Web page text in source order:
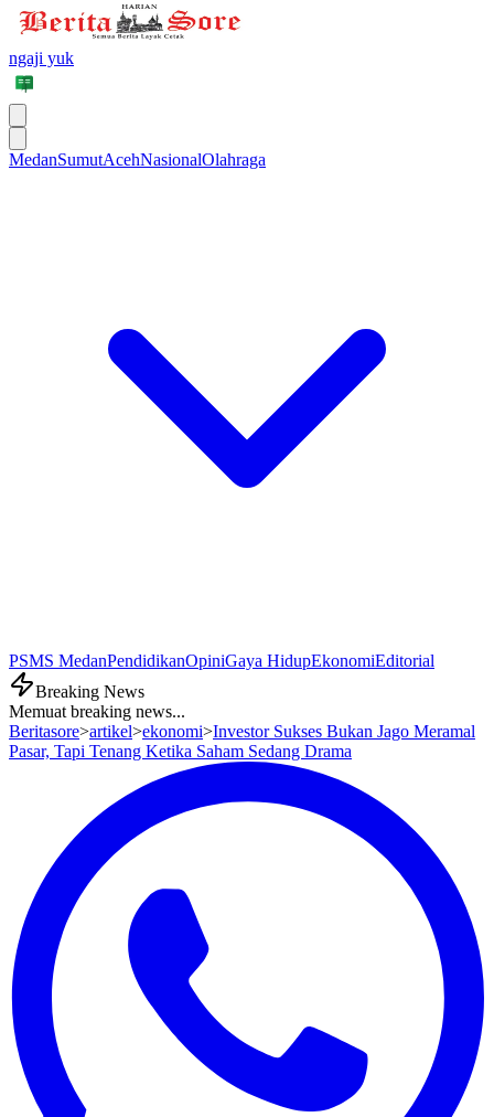
ngaji yuk
MedanSumutAcehNasionalOlahraga
PSMS MedanPendidikanOpiniGaya HidupEkonomiEditorial
Breaking News
Memuat breaking news...
Beritasore>artikel>ekonomi>Investor Sukses Bukan Jago Meramal
Pasar, Tapi Tenang Ketika Saham Sedang Drama